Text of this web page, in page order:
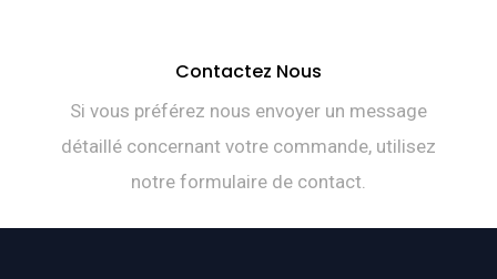
Contactez Nous
Si vous préférez nous envoyer un message
détaillé concernant votre commande, utilisez
notre formulaire de contact.